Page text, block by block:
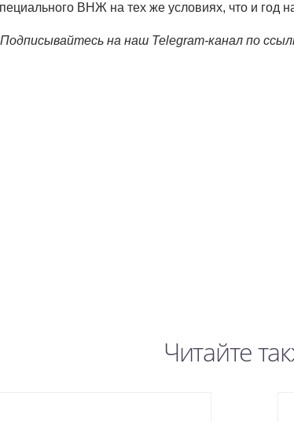
ВНЖ на тех же условиях, что и год
Подписывайтесь на наш Telegram-канал по
Читайте